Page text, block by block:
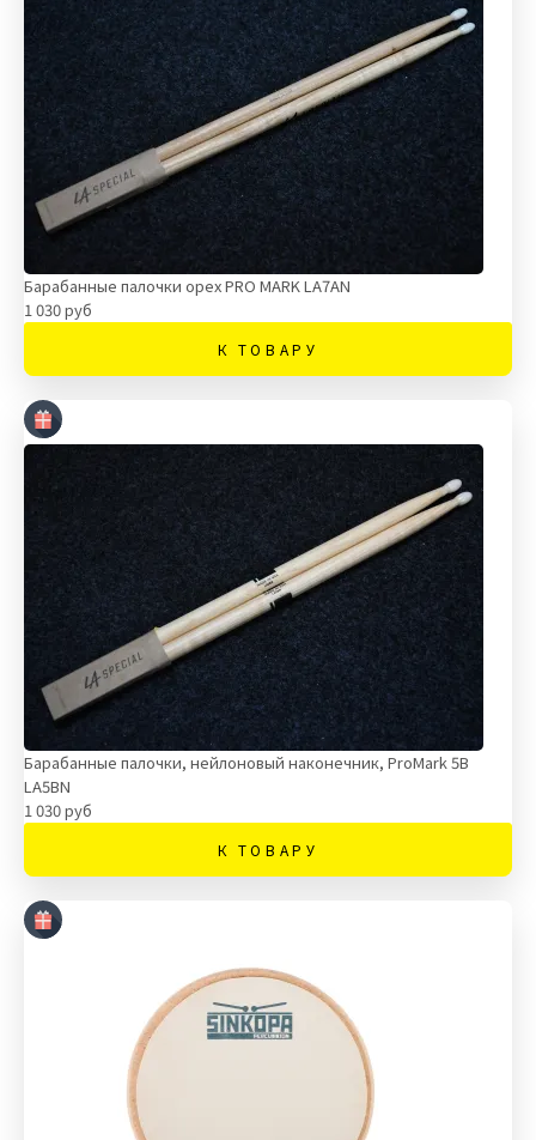
Барабанные палочки орех PRO MARK LA7AN
1 030 руб
К ТОВАРУ
Барабанные палочки, нейлоновый наконечник, ProMark 5B
LA5BN
1 030 руб
К ТОВАРУ